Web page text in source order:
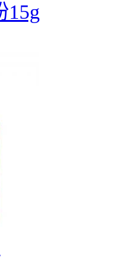
15g